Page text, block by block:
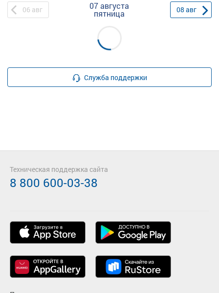
06 авг 07 августа
пятница 08 авг
Служба поддержки
Техническая поддержка сайта
8 800 600-03-38